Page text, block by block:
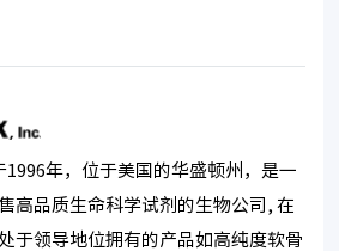
年，位于美国的华盛顿州，是一
高品质生命科学试剂的生物公司, 在
于领导地位拥有的产品如高纯度软骨